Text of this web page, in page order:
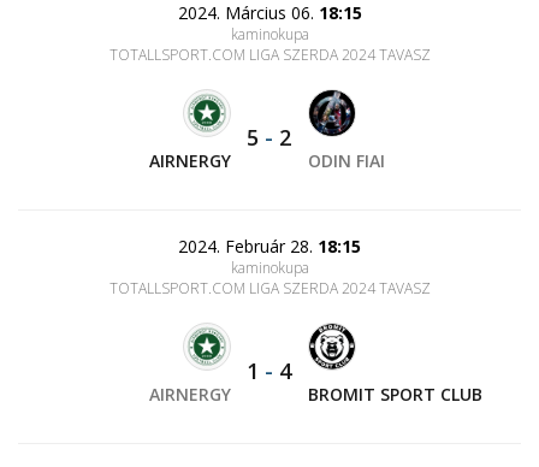
2024. Március 06. 18:15
kaminokupa
TOTALLSPORT.COM LIGA SZERDA 2024 TAVASZ
AIRNERGY
5 - 2
ODIN FIAI
2024. Február 28. 18:15
kaminokupa
TOTALLSPORT.COM LIGA SZERDA 2024 TAVASZ
AIRNERGY
1 - 4
BROMIT SPORT CLUB